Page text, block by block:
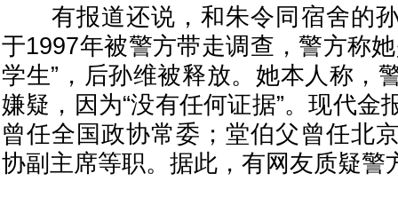
有报道还说，和朱令同宿舍的孙
于1997年被警方带走调查，警方称
学生”，后孙维被释放。她本人称，
嫌疑，因为“没有任何证据”。现代金
曾任全国政协常委；堂伯父曾任北
协副主席等职。据此，有网友质疑警